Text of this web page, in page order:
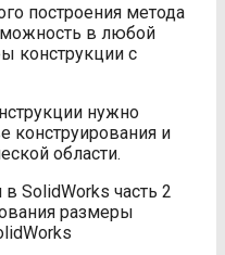
построения метода
в любой
конструкции с
нужно
конструирования и
области.
размеры